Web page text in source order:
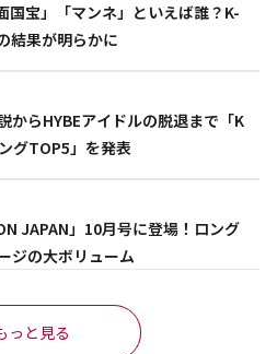
国宝」「マンネ」といえば誰？K-
結果が明らかに
からHYBEアイドルの脱退まで「K
グTOP5」を発表
JAPAN」10月号に登場！ロング
ジの大ボリューム
っと見る